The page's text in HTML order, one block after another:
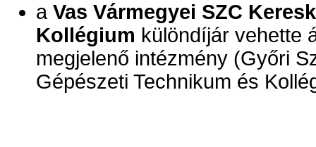
a Vas Vármegyei SZC
Kollégium különdíjár vehette
megjelenő intézmény (Győri
Gépészeti Technikum és